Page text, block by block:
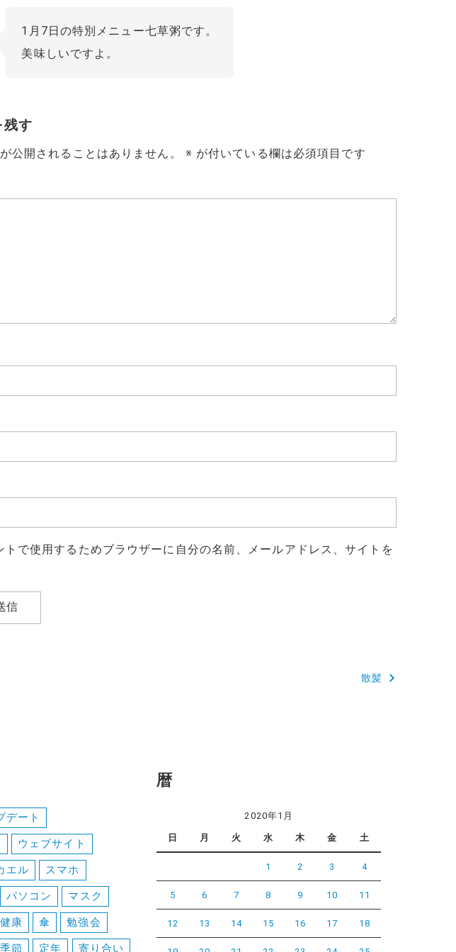
1月7日の特別メニュー七草粥です。
美味しいですよ。
残す
公開されることはありません。 ※ が付いている欄は必須項目です
トで使用するためブラウザーに自分の名前、メールアドレス、サイトを
散髪
デート
ウェブサイト
エル スマホ
パソコン マスク
健康 傘 勉強会
季節 定年 寄り合い
暦
2020年1月
日 月 火 水 木 金 土
1 2 3 4
5 6 7 8 9 10 11
12 13 14 15 16 17 18